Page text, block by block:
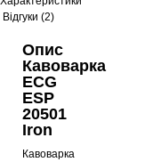
Відгуки (2)
Опис
Кавоварка
ECG
ESP
20501
Iron
Кавоварка